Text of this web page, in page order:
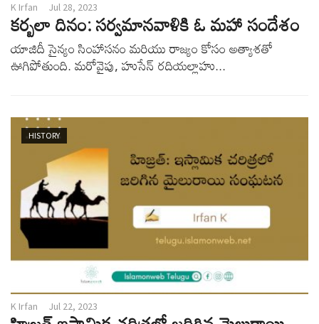
K Irfan Jul 28, 2023
కర్బలా దినం: సర్వమానవాళికి ఓ మహా సందేశం
యాజిదీ సైన్యం సింహాసనం మరియు రాజ్యం కోసం అత్యాశతో
ఊగిపోతుంది. మరోవైపు, హుసేన్ రదియల్లాహు...
HISTORY
K Irfan Jul 22, 2023